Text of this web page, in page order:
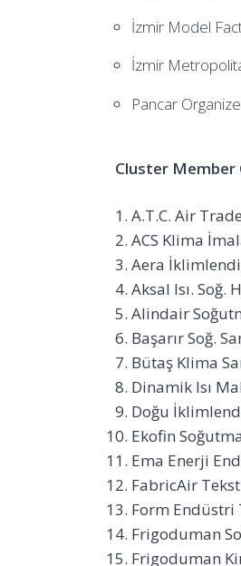
İzmir Model
İzmir
Pancar
Cluster Member
A.T.C. Air
ACS Klima
Aera
Aksal Isı. Soğ.
Alindair
Başarır Soğ.
Bütaş Klima
Dinamik Isı
Doğu
Ekofin
Ema Enerji
FabricAir
Form Endüstri
Frigoduman
Frigoduman